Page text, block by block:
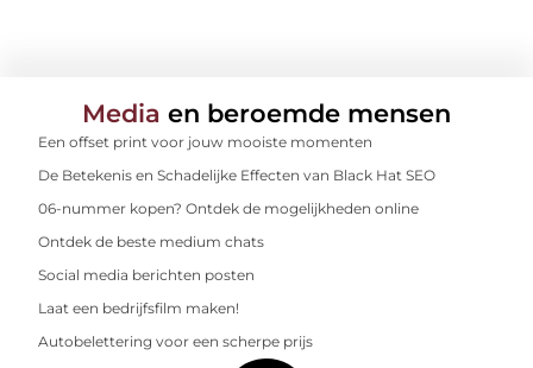
Media en beroemde mensen
Een offset print voor jouw mooiste momenten
De Betekenis en Schadelijke Effecten van Black Hat SEO
06-nummer kopen? Ontdek de mogelijkheden online
Ontdek de beste medium chats
Social media berichten posten
Laat een bedrijfsfilm maken!
Autobelettering voor een scherpe prijs